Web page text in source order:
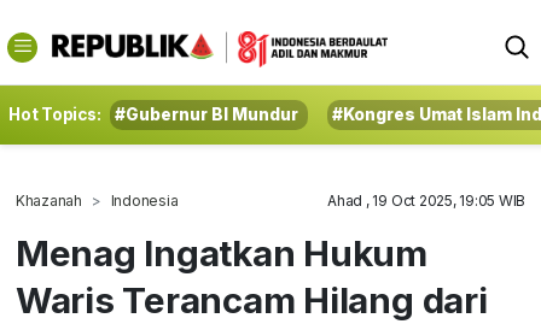
Hot Topics: #Gubernur BI Mundur #Kongres Umat Islam
Khazanah Indonesia Ahad , 19 Oct 2025, 19:05 WIB
Menag Ingatkan Hukum
Waris Terancam Hilang dari